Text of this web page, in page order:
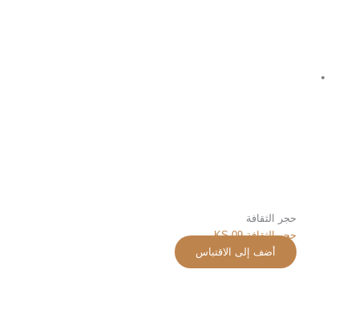
حجر الثقافة
حجر الثقافة KS-09
أضف إلى الاقتباس